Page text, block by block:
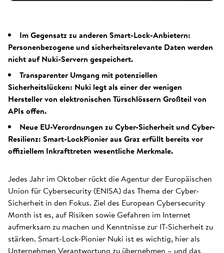
Im Gegensatz zu anderen Smart-Lock-Anbietern:
Personenbezogene und sicherheitsrelevante Daten werden
nicht auf Nuki-Servern gespeichert.
Transparenter Umgang mit potenziellen
Sicherheitslücken: Nuki legt als einer der wenigen
Hersteller von elektronischen Türschlössern Großteil von
APIs offen.
Neue EU-Verordnungen zu Cyber-Sicherheit und Cyber-
Resilienz: Smart-LockPionier aus Graz erfüllt bereits vor
offiziellem Inkrafttreten wesentliche Merkmale.
Jedes Jahr im Oktober rückt die Agentur der Europäischen
Union für Cybersecurity (ENISA) das Thema der Cyber-
Sicherheit in den Fokus. Ziel des European Cybersecurity
Month ist es, auf Risiken sowie Gefahren im Internet
aufmerksam zu machen und Kenntnisse zur IT-Sicherheit zu
stärken. Smart-Lock-Pionier Nuki ist es wichtig, hier als
Unternehmen Verantwortung zu übernehmen – und das